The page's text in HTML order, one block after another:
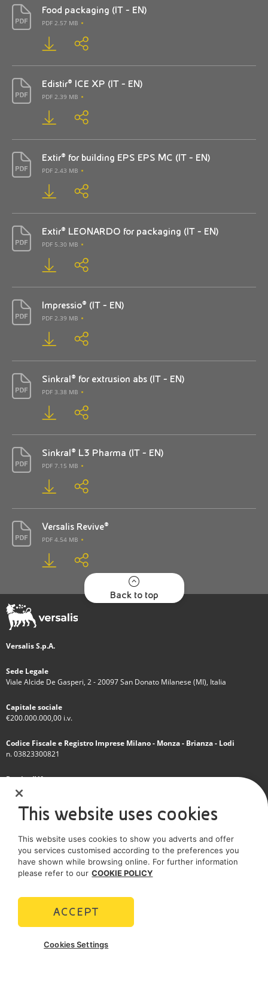
Food packaging (IT - EN)
PDF 2.57 MB
Edistir® ICE XP (IT - EN)
PDF 2.39 MB
Extir® for building EPS EPS MC (IT - EN)
PDF 2.43 MB
Extir® LEONARDO for packaging (IT - EN)
PDF 5.30 MB
Impressio® (IT - EN)
PDF 2.39 MB
Sinkral® for extrusion abs (IT - EN)
PDF 3.38 MB
Sinkral® L3 Pharma (IT - EN)
PDF 7.15 MB
Versalis Revive®
PDF 4.54 MB
Back to top
Versalis S.p.A.
Sede Legale
Viale Alcide De Gasperi, 2 - 20097 San Donato Milanese (MI), Italia
Capitale sociale
€200.000.000,00 i.v.
Codice Fiscale e Registro Imprese Milano - Monza - Brianza - Lodi
n. 03823300821
Partita IVA
IT 01768800748 - R.E.A. Milano n.1351279
Società soggetta all'attività di direzione e coordinamento dell'Eni S.p.A.
Società con unico socio
SOCIAL MEDIA
POLICIES
Termini e Condizioni
This website uses cookies
This website uses cookies to show you adverts and offer
you services customised according to the preferences you
have shown while browsing online. For further information
please refer to our COOKIE POLICY
Cookies Settings
ACCEPT